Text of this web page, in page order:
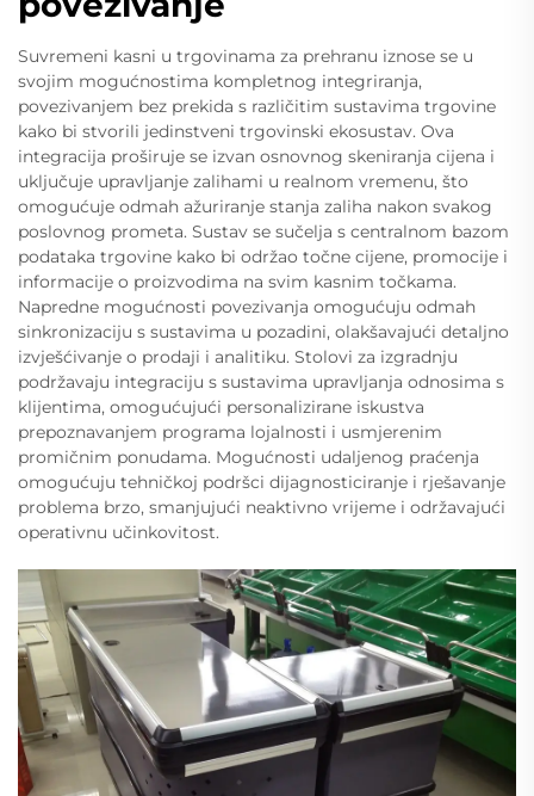
Suvremeni kasni u trgovinama za prehranu iznose se u
svojim mogućnostima kompletnog integriranja,
povezivanjem bez prekida s različitim sustavima trgovine
kako bi stvorili jedinstveni trgovinski ekosustav. Ova
integracija proširuje se izvan osnovnog skeniranja cijena i
uključuje upravljanje zalihami u realnom vremenu, što
omogućuje odmah ažuriranje stanja zaliha nakon svakog
poslovnog prometa. Sustav se sučelja s centralnom bazom
podataka trgovine kako bi održao točne cijene, promocije i
informacije o proizvodima na svim kasnim točkama.
Napredne mogućnosti povezivanja omogućuju odmah
sinkronizaciju s sustavima u pozadini, olakšavajući detaljno
izvješćivanje o prodaji i analitiku. Stolovi za izgradnju
podržavaju integraciju s sustavima upravljanja odnosima s
klijentima, omogućujući personalizirane iskustva
prepoznavanjem programa lojalnosti i usmjerenim
promičnim ponudama. Mogućnosti udaljenog praćenja
omogućuju tehničkoj podršci dijagnosticiranje i rješavanje
problema brzo, smanjujući neaktivno vrijeme i održavajući
operativnu učinkovitost.